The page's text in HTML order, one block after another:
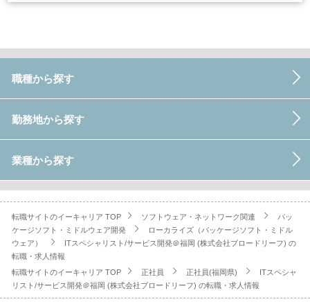
職種から探す
勤務地から探す
業種から探す
転職サイトのイーキャリア TOP ソフトウェア・ネットワーク関連
パッ
ケージソフト・ミドルウェア開発
ローカライズ（パッケージソフト・ミドル
ウェア）
ITスペシャリスト/サービス開発＠福岡 (株式会社ブロードリーフ) の
転職・求人情報
転職サイトのイーキャリア TOP
正社員 正社員(福岡県)
ITスペシャ
リスト/サービス開発＠福岡 (株式会社ブロードリーフ) の転職・求人情報